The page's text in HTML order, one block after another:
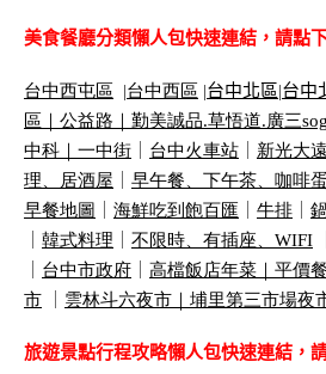
美食餐廳分類懶人包快速連結，請點
台中西屯區 |台中西區 |台中北區|台中
區｜ 公益路｜ 勤美誠品.草悟道.廣三
中科｜ 一中街 台中火車站 新光大
理、居酒屋
早午餐、下午茶、咖啡
早餐地圖
海鮮吃到飽百匯 牛排
韓式料理 不限時、有插座、 WIFI
台中市政府 高檔飯店年菜｜ 平價
市
雲林斗六夜市｜ 埔里第三市場夜
旅遊景點行程攻略懶人包快速連結，